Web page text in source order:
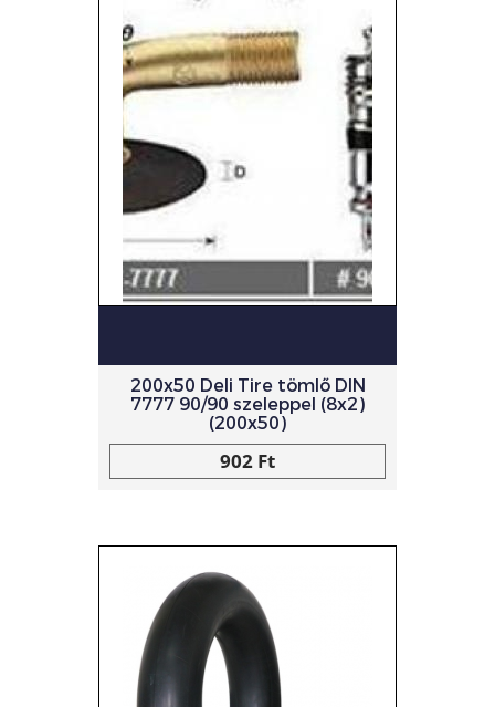
200x50 Deli Tire tömlő DIN
7777 90/90 szeleppel (8x2)
(200x50)
902 Ft